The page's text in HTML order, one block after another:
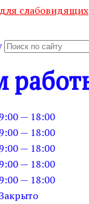
слабовидящих
9:00 — 18:00
9:00 — 18:00
9:00 — 18:00
9:00 — 18:00
9:00 — 18:00